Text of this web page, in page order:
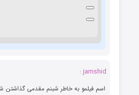
jamshid :
اسم فیلمو به خاطر شبنم مقدمی گذاشتن